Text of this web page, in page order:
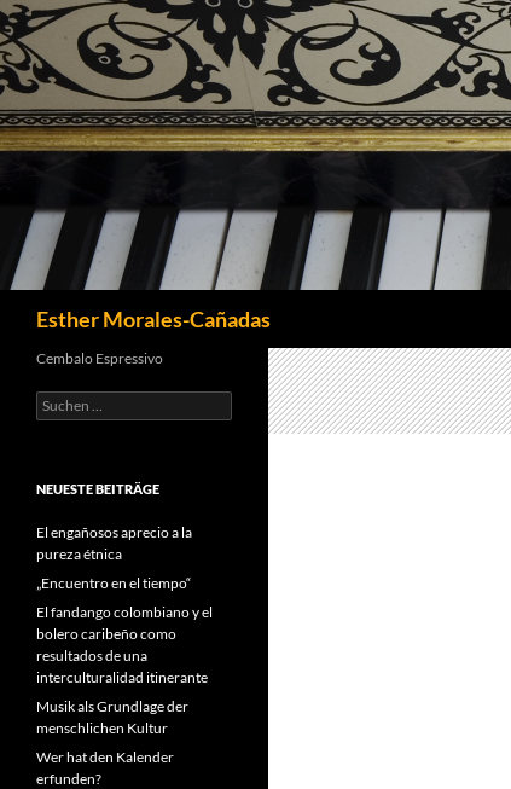
Esther Morales-Cañadas
Cembalo Espressivo
Suchen
nach:
NEUESTE BEITRÄGE
El engañosos aprecio a la
pureza étnica
„Encuentro en el tiempo“
El fandango colombiano y el
bolero caribeño como
resultados de una
interculturalidad itinerante
Musik als Grundlage der
menschlichen Kultur
Wer hat den Kalender
erfunden?